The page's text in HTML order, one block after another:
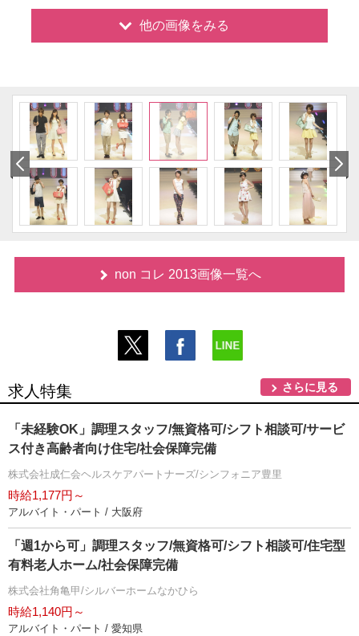
他の画像をみる
non コレ 2013画像一覧へ
求人特集 さらに見る
「未経験OK」調理スタッフ/無資格可/シフト相談可/サービ
ス付き高齢者向け住宅/社会保障完備
株式会社成仁会ヘルスケアパートナーズ/シンフォニア豊里
時給1,177円～
アルバイト・パート / 大阪府
「週1から可」調理スタッフ/無資格可/シフト相談可/住宅型
有料老人ホーム/社会保障完備
株式会社角亀甲/シルバーホームなかひら
時給1,140円～
アルバイト・パート / 愛知県